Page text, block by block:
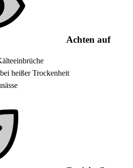
Achten auf
heißer Trockenheit